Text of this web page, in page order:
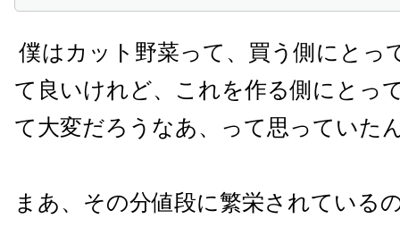
僕はカット野菜って、買う側にとっ
て良いけれど、これを作る側にとっ
て大変だろうなあ、って思っていた
まあ、その分値段に繁栄されている